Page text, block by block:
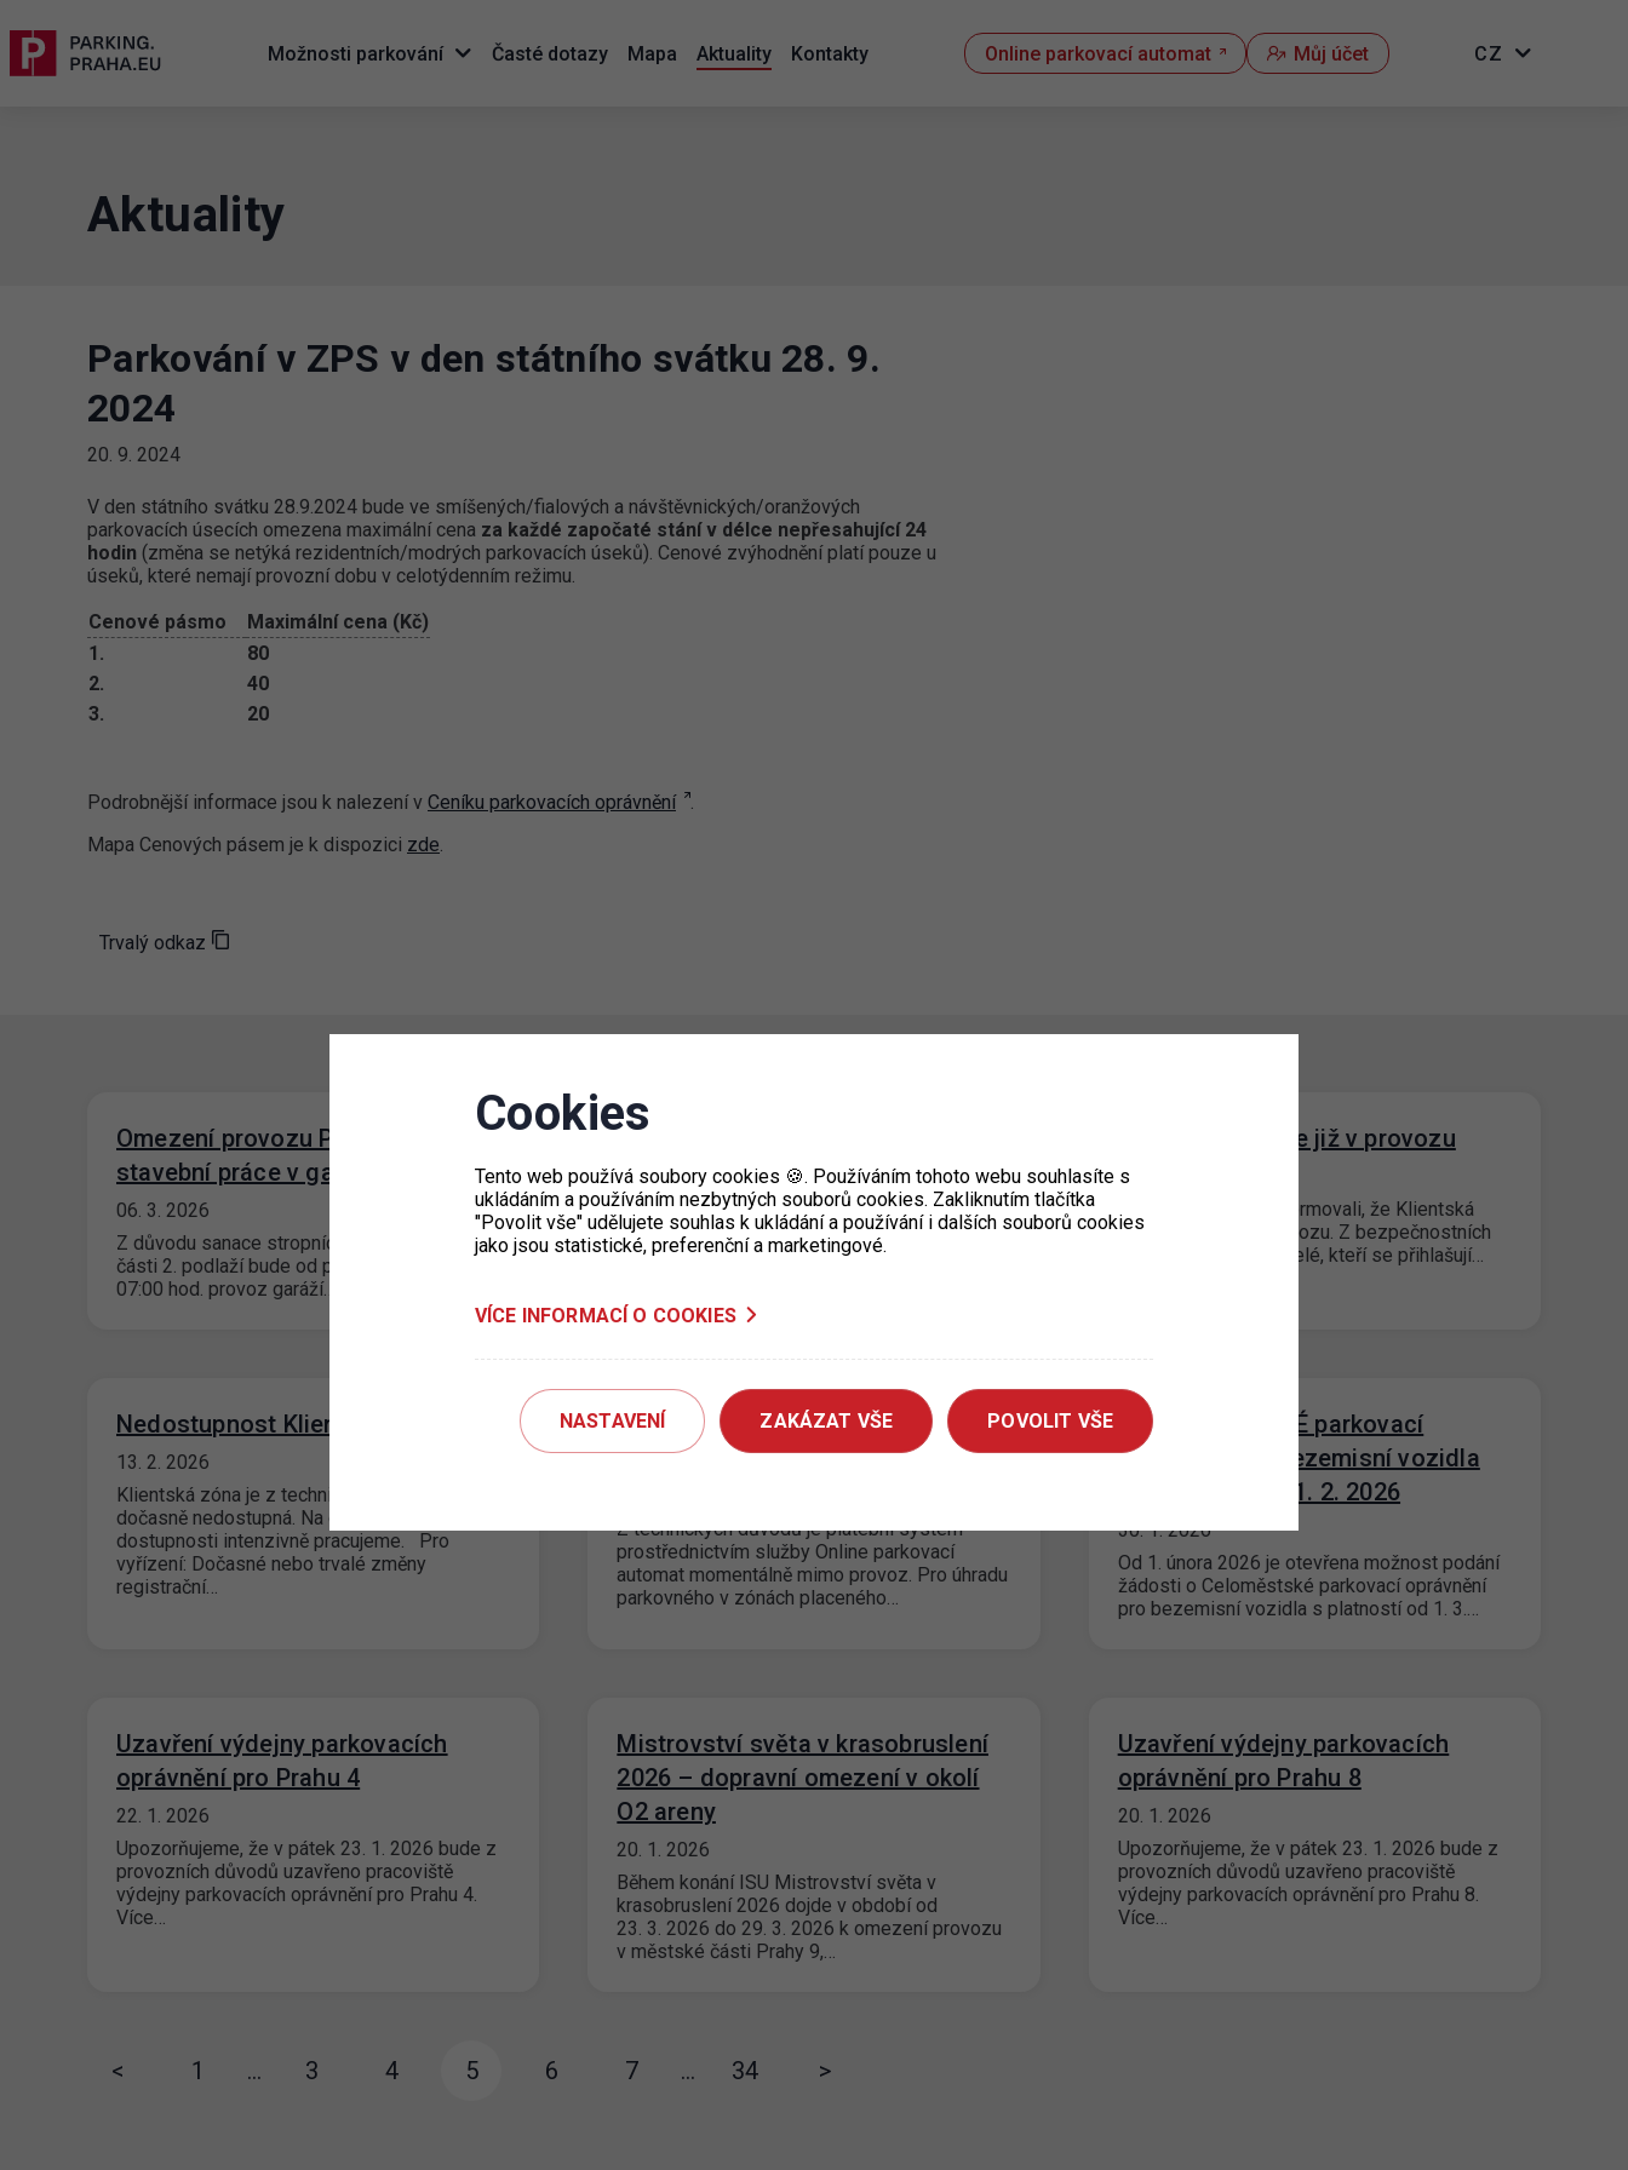
Možnosti parkování Časté dotazy Mapa Aktuality Kontakty Online parkovací automat Můj účet CZ
Aktuality
Parkování v ZPS v den státního svátku 28. 9.
2024
20. 9. 2024
V den státního svátku 28.9.2024 bude ve smíšených/fialových a návštěvnických/oranžových
parkovacích úsecích omezena maximální cena za každé započaté stání v délce nepřesahující 24
hodin (změna se netýká rezidentních/modrých parkovacích úseků). Cenové zvýhodnění platí pouze u
úseků, které nemají provozní dobu v celotýdenním režimu.
Cenové pásmo
Maximální cena (Kč)
1.
80
2.
40
3.
20
Podrobnější informace jsou k nalezení v Ceníku parkovacích oprávnění
.
Mapa Cenových pásem je k dispozici zde.
Trvalý odkaz
Omezení provozu P+R Chodov –
stavební práce v garážích
06. 3. 2026
Z důvodu sanace stropních konstrukcí v levé
části 2. podlaží bude od pondělí 9. 3. 2026 od
07:00 hod. provoz garáží…
P+R HOLEŠOVICE snížení počtu
parkovacích míst
03. 3. 2026
Upozorňujeme, že v pátek 6. 3. 2026 v době
Klientská zóna je již v provozu
18. 2. 2026
Rádi bychom vás informovali, že Klientská
zóna je již plně v provozu. Z bezpečnostních
důvodů budou uživatelé, kteří se přihlašují…
Nedostupnost Klientské zóny
13. 2. 2026
Klientská zóna je z technických důvodů
dočasně nedostupná. Na obnovení
dostupnosti intenzivně pracujeme. Pro
vyřízení: Dočasné nebo trvalé změny
registrační…
Online parkovací automat mimo
provoz
Z technických důvodů je platební systém
prostřednictvím služby Online parkovací
automat momentálně mimo provoz. Pro úhradu
parkovného v zónách placeného…
O CELOMĚSTSKÉ parkovací
oprávnění pro bezemisní vozidla
lze žádat již od 1. 2. 2026
30. 1. 2026
Od 1. února 2026 je otevřena možnost podání
žádosti o Celoměstské parkovací oprávnění
pro bezemisní vozidla s platností od 1. 3.…
Uzavření výdejny parkovacích
oprávnění pro Prahu 4
22. 1. 2026
Upozorňujeme, že v pátek 23. 1. 2026 bude z
provozních důvodů uzavřeno pracoviště
výdejny parkovacích oprávnění pro Prahu 4.
Více…
Mistrovství světa v krasobruslení
2026 – dopravní omezení v okolí
O2 areny
20. 1. 2026
Během konání ISU Mistrovství světa v
krasobruslení 2026 dojde v období od
23. 3. 2026 do 29. 3. 2026 k omezení provozu
v městské části Prahy 9,…
Uzavření výdejny parkovacích
oprávnění pro Prahu 8
20. 1. 2026
Upozorňujeme, že v pátek 23. 1. 2026 bude z
provozních důvodů uzavřeno pracoviště
výdejny parkovacích oprávnění pro Prahu 8.
Více…
< 1 … 3 4 5 6 7 … 34 >
Cookies
Tento web používá soubory cookies 🍪. Používáním tohoto webu souhlasíte s
ukládáním a používáním nezbytných souborů cookies. Zakliknutím tlačítka
"Povolit vše" udělujete souhlas k ukládání a používání i dalších souborů cookies
jako jsou statistické, preferenční a marketingové.
VÍCE INFORMACÍ O COOKIES
NASTAVENÍ ZAKÁZAT VŠE POVOLIT VŠE